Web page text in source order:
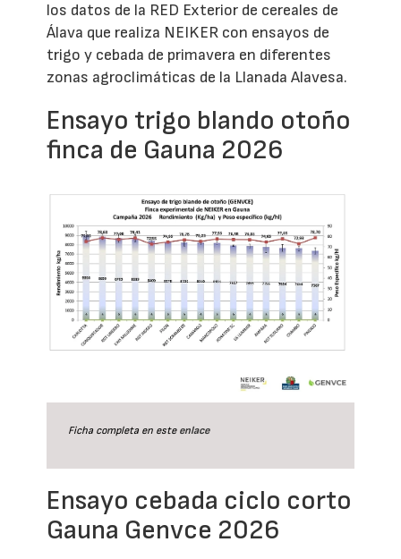
los datos de la RED Exterior de cereales de
Álava que realiza NEIKER con ensayos de
trigo y cebada de primavera en diferentes
zonas agroclimáticas de la Llanada Alavesa.
Ensayo trigo blando otoño
finca de Gauna 2026
Ficha completa en este enlace
Ensayo cebada ciclo corto
Gauna Genvce 2026